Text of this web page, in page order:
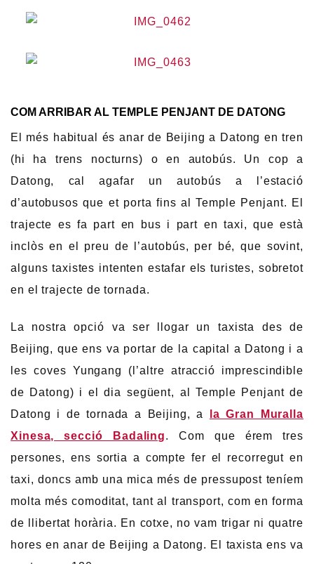
COM ARRIBAR AL TEMPLE PENJANT DE DATONG
El més habitual és anar de Beijing a Datong en tren
(hi ha trens nocturns) o en autobús. Un cop a
Datong, cal agafar un autobús a l’estació
d’autobusos que et porta fins al Temple Penjant. El
trajecte es fa part en bus i part en taxi, que està
inclòs en el preu de l’autobús, per bé, que sovint,
alguns taxistes intenten estafar els turistes, sobretot
en el trajecte de tornada.
La nostra opció va ser llogar un taxista des de
Beijing, que ens va portar de la capital a Datong i a
les coves Yungang (l’altre atracció imprescindible
de Datong) i el dia següent, al Temple Penjant de
Datong i de tornada a Beijing, a
la Gran Muralla
Xinesa, secció Badaling. Com que érem tres
persones, ens sortia a compte fer el recorregut en
taxi, doncs amb una mica més de pressupost teníem
molta més comoditat, tant al transport, com en forma
de llibertat horària. En cotxe, no vam trigar ni quatre
hores en anar de Beijing a Datong. El taxista ens va